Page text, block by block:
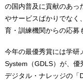
の国内普及に貢献のあっ
やサービスばかりでなく
育・訓練機関からの応募
今年の最優秀賞には学研
System（GDLS）が、優
デジタル・ナレッジの「